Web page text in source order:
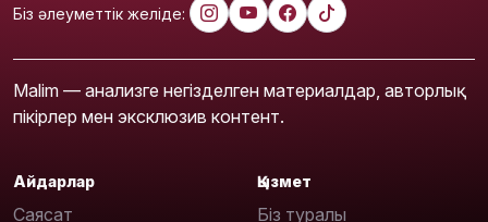
Біз әлеуметтік желіде:
Malim — анализге негізделген материалдар, авторлық
пікірлер мен эксклюзив контент.
Айдарлар
Саясат
Қызмет
Біз туралы